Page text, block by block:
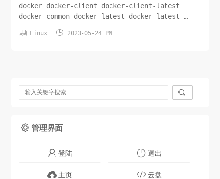
docker docker-client docker-client-latest
docker-common docker-latest docker-latest-
docker-ce（ce代表社区版）yum remove docker-...
 Linux  2023-05-24 PM

 管理界面
登陆 退出
主页 云盘